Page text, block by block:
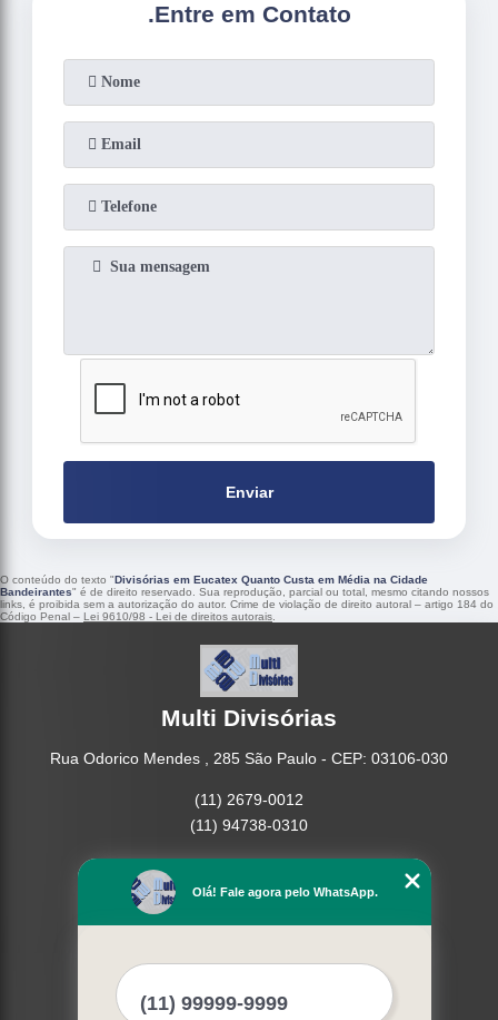
.Entre em Contato
Enviar
O conteúdo do texto "Divisórias em Eucatex Quanto Custa em Média na Cidade
Bandeirantes" é de direito reservado. Sua reprodução, parcial ou total, mesmo citando nossos
links, é proibida sem a autorização do autor. Crime de violação de direito autoral – artigo 184 do
Código Penal – Lei 9610/98 - Lei de direitos autorais
Multi Divisórias
Rua Odorico Mendes , 285 São Paulo - CEP: 03106-030
(11) 2679-0012
(11) 94738-0310
Empresa
Contato
Mapa do site
Olá! Fale agora pelo WhatsApp.